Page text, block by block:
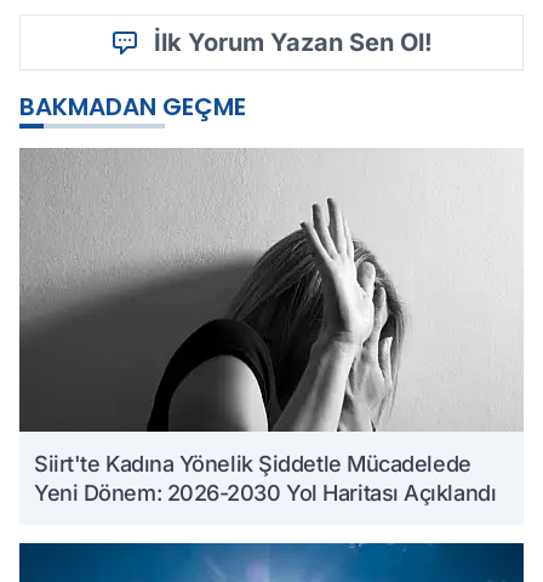
İlk Yorum Yazan Sen Ol!
BAKMADAN GEÇME
Siirt'te Kadına Yönelik Şiddetle Mücadelede
Yeni Dönem: 2026-2030 Yol Haritası Açıklandı